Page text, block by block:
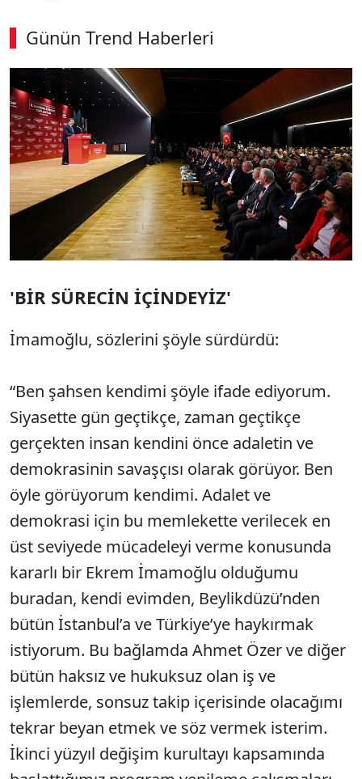
Günün Trend Haberleri
'BİR SÜRECİN İÇİNDEYİZ'
İmamoğlu, sözlerini şöyle sürdürdü:
“Ben şahsen kendimi şöyle ifade ediyorum.
Siyasette gün geçtikçe, zaman geçtikçe
gerçekten insan kendini önce adaletin ve
demokrasinin savaşçısı olarak görüyor. Ben
öyle görüyorum kendimi. Adalet ve
demokrasi için bu memlekette verilecek en
üst seviyede mücadeleyi verme konusunda
kararlı bir Ekrem İmamoğlu olduğumu
buradan, kendi evimden, Beylikdüzü’nden
bütün İstanbul’a ve Türkiye’ye haykırmak
istiyorum. Bu bağlamda Ahmet Özer ve diğer
bütün haksız ve hukuksuz olan iş ve
işlemlerde, sonsuz takip içerisinde olacağımı
tekrar beyan etmek ve söz vermek isterim.
İkinci yüzyıl değişim kurultayı kapsamında